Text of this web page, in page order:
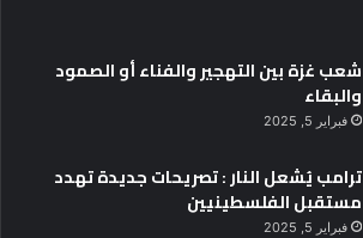
شعب غزة بين التهجير والفناء أو الصمود
والبقاء
فبراير 5, 2025
ترامب يُشعل النار : تصريحات جديدة تهدد
مستقبل الفلسطينيين
فبراير 5, 2025